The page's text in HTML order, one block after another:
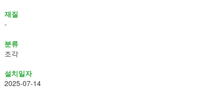
재질
-
분류
조각
설치일자
2025-07-14